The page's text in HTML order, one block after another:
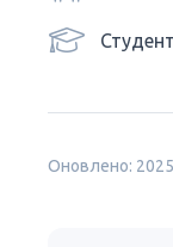
Оновлено: